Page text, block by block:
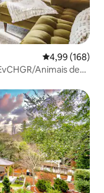
4,99 de uma
4,99 (168)
Animais de